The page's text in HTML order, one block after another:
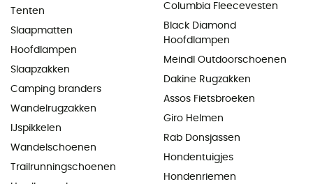
Tenten
Slaapmatten
Hoofdlampen
Slaapzakken
Camping branders
Wandelrugzakken
IJspikkelen
Wandelschoenen
Trailrunningschoenen
Columbia Fleecevesten
Black Diamond
Hoofdlampen
Meindl Outdoorschoenen
Dakine Rugzakken
Assos Fietsbroeken
Giro Helmen
Rab Donsjassen
Hondentuigjes
Hondenriemen